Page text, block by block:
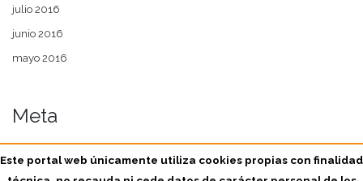
julio 2016
junio 2016
mayo 2016
Meta
Este portal web únicamente utiliza cookies propias con finalidad